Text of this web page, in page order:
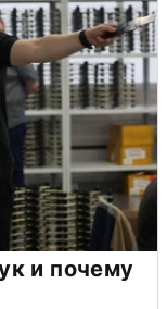
и почему